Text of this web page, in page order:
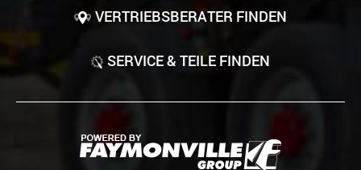
VERTRIEBSBERATER FINDEN
SERVICE & TEILE FINDEN